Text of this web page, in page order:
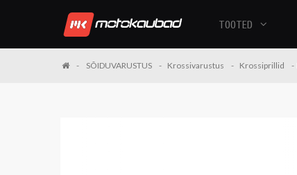
TOOTED
SÕIDUVARUSTUS Krossivarustus Krossiprillid